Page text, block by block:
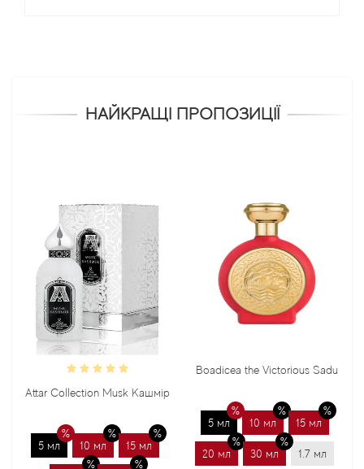
НАЙКРАЩІ ПРОПОЗИЦІЇ
Attar Collection Musk Кашмір
5 мл 10 мл 15 мл
Boadicea the Victorious Sadu
5 мл 10 мл 15 мл
20 мл 30 мл 1.7 мл